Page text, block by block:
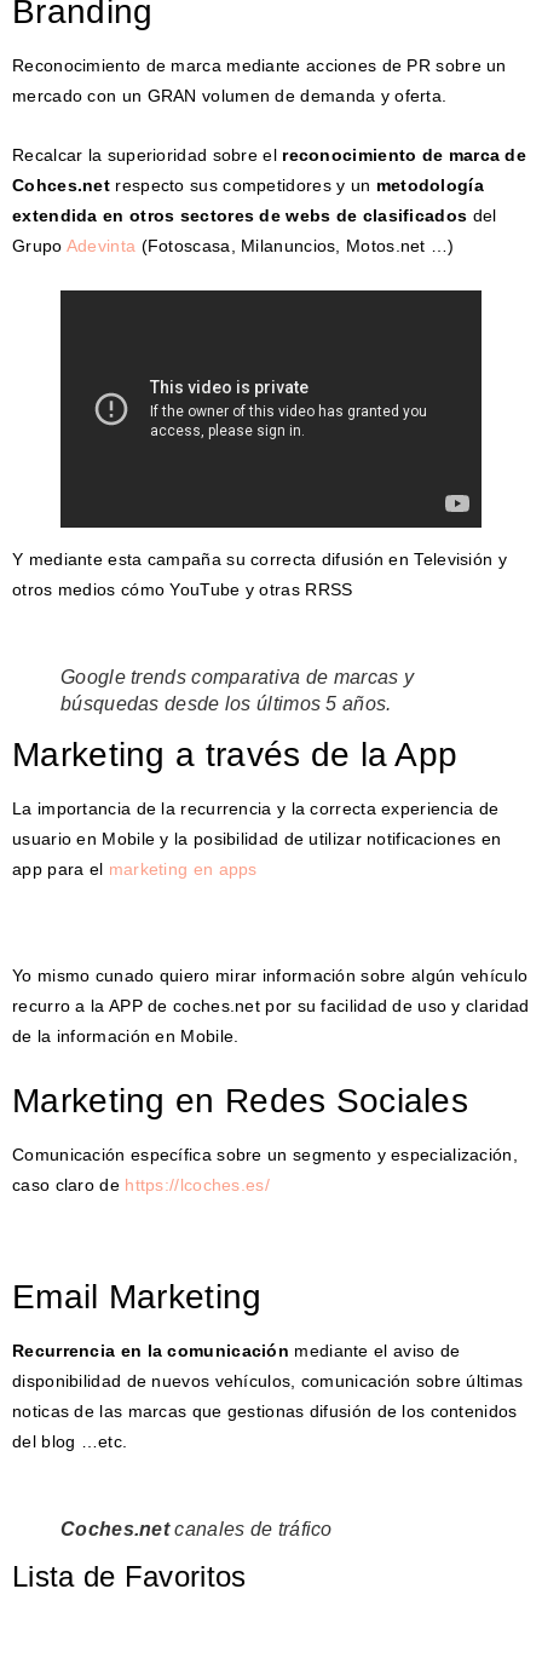
Branding
Reconocimiento de marca mediante acciones de PR sobre un
mercado con un GRAN volumen de demanda y oferta.
Recalcar la superioridad sobre el reconocimiento de marca de
Cohces.net respecto sus competidores y un metodología
extendida en otros sectores de webs de clasificados del
Grupo Adevinta (Fotoscasa, Milanuncios, Motos.net …)
Y mediante esta campaña su correcta difusión en Televisión y
otros medios cómo YouTube y otras RRSS
Google trends comparativa de marcas y
búsquedas desde los últimos 5 años.
Marketing a través de la App
La importancia de la recurrencia y la correcta experiencia de
usuario en Mobile y la posibilidad de utilizar notificaciones en
app para el marketing en apps
Yo mismo cunado quiero mirar información sobre algún vehículo
recurro a la APP de coches.net por su facilidad de uso y claridad
de la información en Mobile.
Marketing en Redes Sociales
Comunicación específica sobre un segmento y especialización,
caso claro de https://lcoches.es/
Email Marketing
Recurrencia en la comunicación mediante el aviso de
disponibilidad de nuevos vehículos, comunicación sobre últimas
noticas de las marcas que gestionas difusión de los contenidos
del blog …etc.
Coches.netcanales de tráfico
Lista de Favoritos